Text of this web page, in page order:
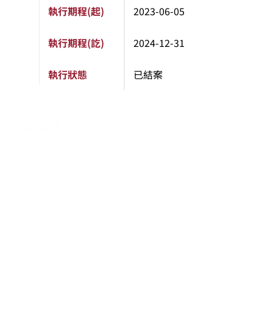
執行期程(起) 2023-06-05
執行期程(訖) 2024-12-31
執行狀態 已結案